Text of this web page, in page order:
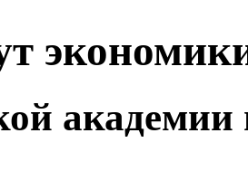
академии